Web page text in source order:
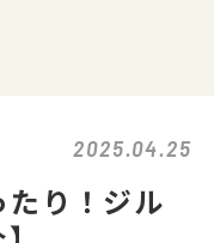
2025.04.25
たり！ジル